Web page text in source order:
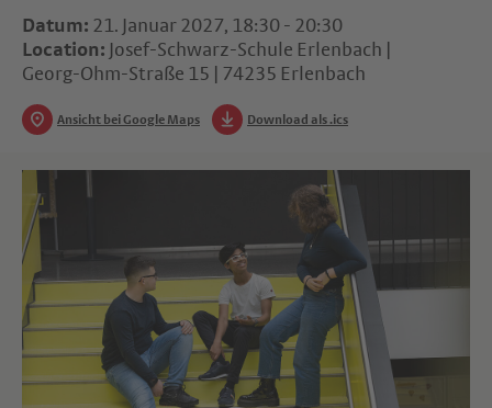
Datum: 21. Januar 2027, 18:30 - 20:30
Location: Josef-Schwarz-Schule Erlenbach |
Georg-Ohm-Straße 15 | 74235 Erlenbach
Ansicht bei Google Maps Download als .ics